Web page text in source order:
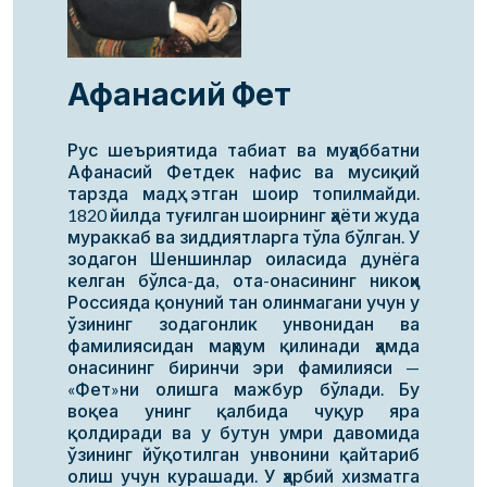
Афанасий Фет
Рус шеъриятида табиат ва муҳаббатни
Афанасий Фетдек нафис ва мусиқий
тарзда мадҳ этган шоир топилмайди.
1820 йилда туғилган шоирнинг ҳаёти жуда
мураккаб ва зиддиятларга тўла бўлган. У
зодагон Шеншинлар оиласида дунёга
келган бўлса-да, ота-онасининг никоҳи
Россияда қонуний тан олинмагани учун у
ўзининг зодагонлик унвонидан ва
фамилиясидан маҳрум қилинади ҳамда
онасининг биринчи эри фамилияси —
«Фет»ни олишга мажбур бўлади. Бу
воқеа унинг қалбида чуқур яра
қолдиради ва у бутун умри давомида
ўзининг йўқотилган унвонини қайтариб
олиш учун курашади. У ҳарбий хизматга